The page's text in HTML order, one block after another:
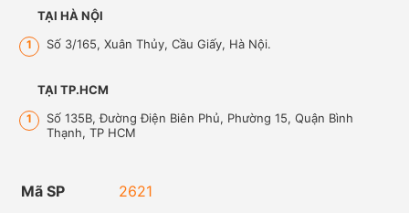
TẠI HÀ NỘI
1 Số 3/165, Xuân Thủy, Cầu Giấy, Hà Nội.
TẠI TP.HCM
1
Số 135B, Đường Điện Biên Phủ, Phường 15, Quận Bình
Thạnh, TP HCM
Mã SP
2621